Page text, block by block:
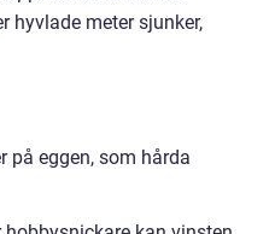
hyvlade meter sjunker,
på eggen, som hårda